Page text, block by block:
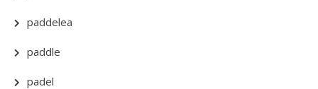
paddelea
paddle
padel